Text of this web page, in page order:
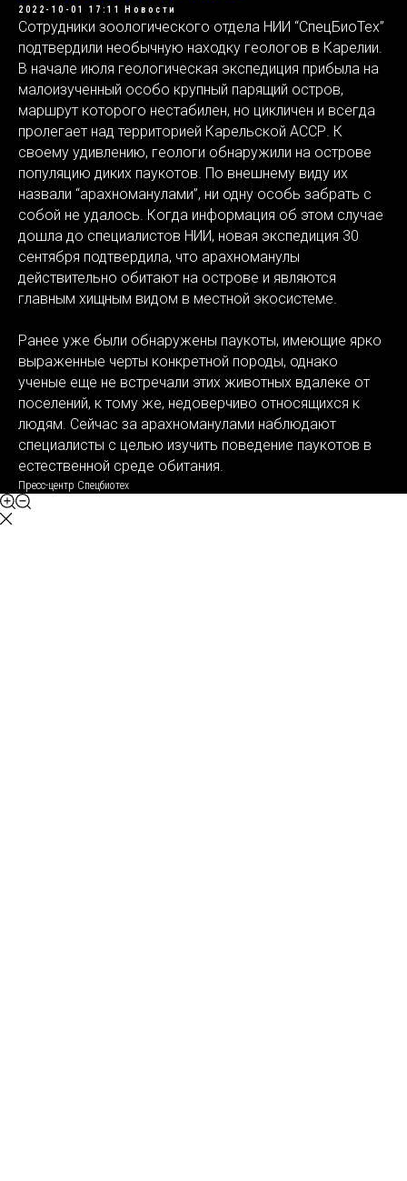
2022-10-01 17:11 Новости
Сотрудники зоологического отдела НИИ “СпецБиоТех”
подтвердили необычную находку геологов в Карелии.
В начале июля геологическая экспедиция прибыла на
малоизученный особо крупный парящий остров,
маршрут которого нестабилен, но цикличен и всегда
пролегает над территорией Карельской АССР. К
своему удивлению, геологи обнаружили на острове
популяцию диких паукотов. По внешнему виду их
назвали “арахноманулами”, ни одну особь забрать с
собой не удалось. Когда информация об этом случае
дошла до специалистов НИИ, новая экспедиция 30
сентября подтвердила, что арахноманулы
действительно обитают на острове и являются
главным хищным видом в местной экосистеме.
Ранее уже были обнаружены паукоты, имеющие ярко
выраженные черты конкретной породы, однако
ученые еще не встречали этих животных вдалеке от
поселений, к тому же, недоверчиво относящихся к
людям. Сейчас за арахноманулами наблюдают
специалисты с целью изучить поведение паукотов в
естественной среде обитания.
Пресс-центр Спецбиотех